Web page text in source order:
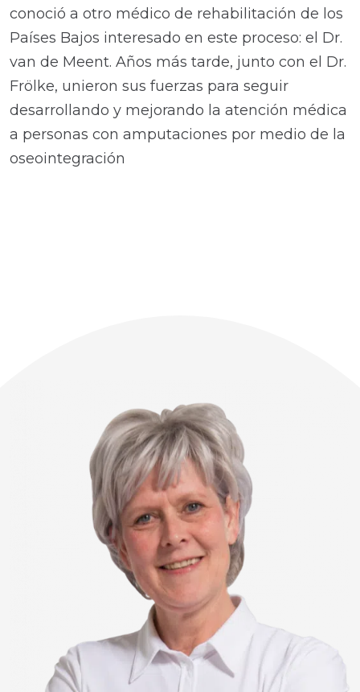
conoció a otro médico de rehabilitación de los
Países Bajos interesado en este proceso: el Dr.
van de Meent. Años más tarde, junto con el Dr.
Frölke, unieron sus fuerzas para seguir
desarrollando y mejorando la atención médica
a personas con amputaciones por medio de la
oseointegración